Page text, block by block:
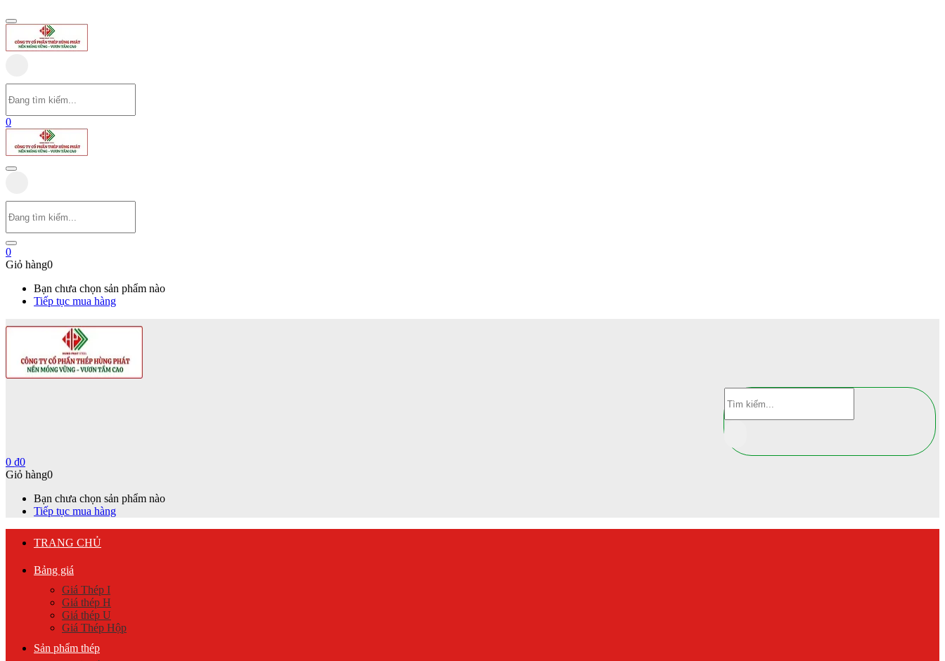
0
0
Giỏ hàng0
Bạn chưa chọn sản phẩm nào
Tiếp tục mua hàng
0 ₫0
Giỏ hàng0
Bạn chưa chọn sản phẩm nào
Tiếp tục mua hàng
TRANG CHỦ
Bảng giá
Giá Thép I
Giá thép H
Giá thép U
Giá Thép Hộp
Sản phẩm thép